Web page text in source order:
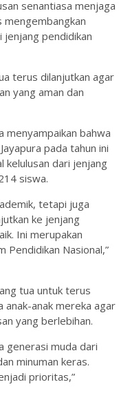
senantiasa menjaga
pendidikan
terus dilanjutkan agar
yang aman dan
menyampaikan bahwa
pada tahun ini
kelulusan dari jenjang
siswa.
tetapi juga
ke jenjang
Ini merupakan
Pendidikan Nasional,”
tua untuk terus
anak-anak mereka agar
yang berlebihan.
generasi muda dari
minuman keras.
prioritas,”